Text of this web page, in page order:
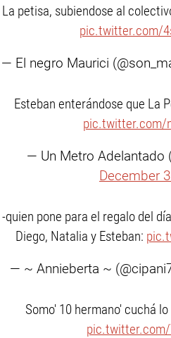
La petisa, subiendose al
pic.twitter.com/
— El negro Maurici
Esteban enterándose que La
pic.twitter.com/
— Un Metro Adelantado
December
-quien pone para el regalo del
Diego, Natalia y Esteban:
— ~ Annieberta ~
Somo' 10 hermano' cuchá
pic.twitter.com/